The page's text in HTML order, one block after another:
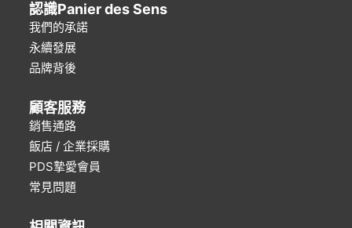
認識Panier des Sens
我們的承諾
永續發展
品牌背後
顧客服務
銷售通路
飯店 / 企業採購
PDS摯愛會員
常見問題